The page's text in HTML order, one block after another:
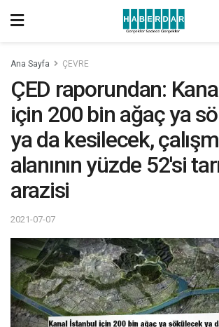
Ana Sayfa ÇEVRE
ÇED raporundan:
için 200 bin ağaç ya
ya da kesilecek,
alanının yüzde 52'si
arazisi
2021-07-07